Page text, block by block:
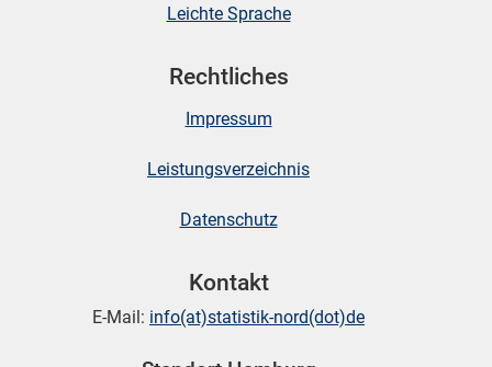
Leichte Sprache
Rechtliches
Impressum
Leistungsverzeichnis
Datenschutz
Kontakt
E-Mail: info(at)statistik-nord(dot)de